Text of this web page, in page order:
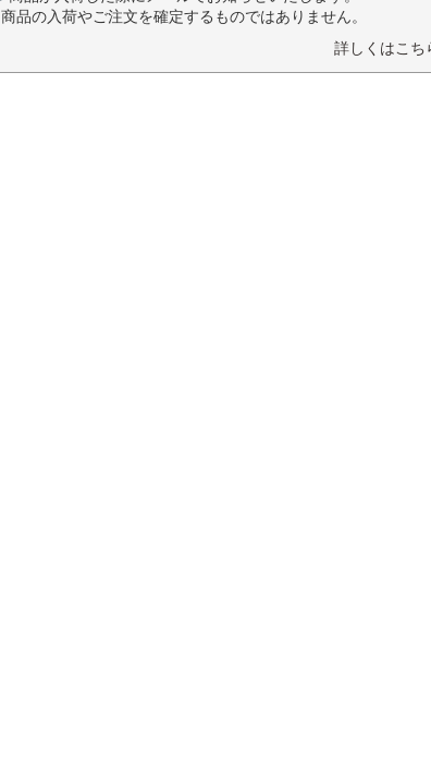
商品の入荷やご注文を確定するものではありません。
詳しくはこち